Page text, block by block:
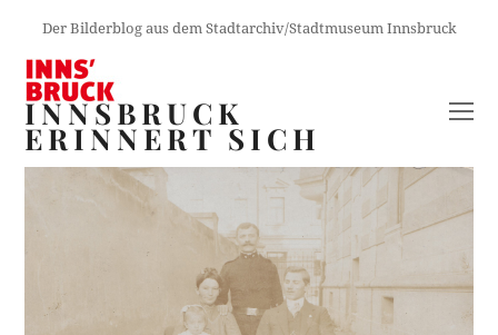
Der Bilderblog aus dem Stadtarchiv/Stadtmuseum Innsbruck
INNSBRUCK
ERINNERT SICH